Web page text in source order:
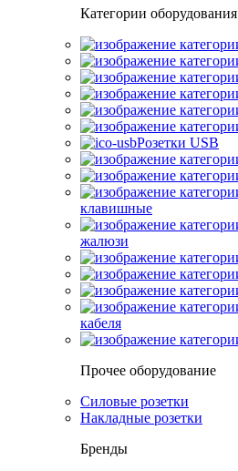
Категории оборудования
Розетки USB
клавишные
жалюзи
кабеля
Прочее оборудование
Силовые розетки
Накладные розетки
Бренды